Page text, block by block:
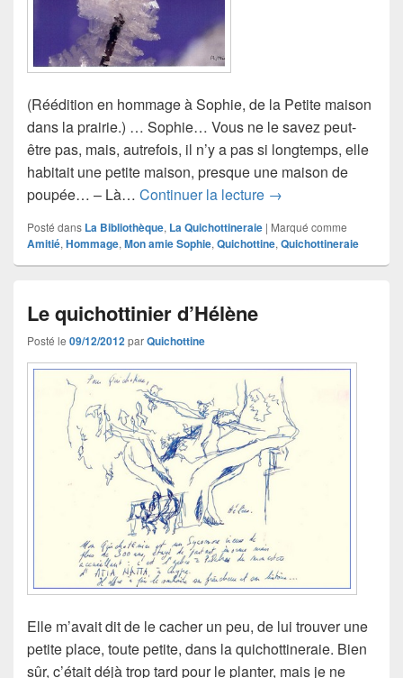
(Réédition en hommage à Sophie, de la Petite maison
dans la prairie.) … Sophie… Vous ne le savez peut-
être pas, mais, autrefois, il n’y a pas si longtemps, elle
habitait une petite maison, presque une maison de
poupée… – Là… Continuer la lecture Le quichottinier de
→
Posté dans La Bibliothèque, La Quichottineraie | Marqué comme
Amitié, Hommage, Mon amie Sophie, Quichottine, Quichottineraie
Le quichottinier d’Hélène
Posté le 09/12/2012parQuichottine
Elle m’avait dit de le cacher un peu, de lui trouver une
petite place, toute petite, dans la quichottineraie. Bien
sûr, c’était déjà trop tard pour le planter, mais je ne